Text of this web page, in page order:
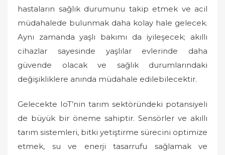
hastaların sağlık durumunu takip etmek ve acil
müdahalede bulunmak daha kolay hale gelecek.
Aynı zamanda yaşlı bakımı da iyileşecek; akıllı
cihazlar sayesinde yaşlılar evlerinde daha
güvende olacak ve sağlık durumlarındaki
değişikliklere anında müdahale edilebilecektir.
Gelecekte IoT’nin tarım sektöründeki potansiyeli
de büyük bir öneme sahiptir. Sensörler ve akıllı
tarım sistemleri, bitki yetiştirme sürecini optimize
etmek, su ve enerji tasarrufu sağlamak ve